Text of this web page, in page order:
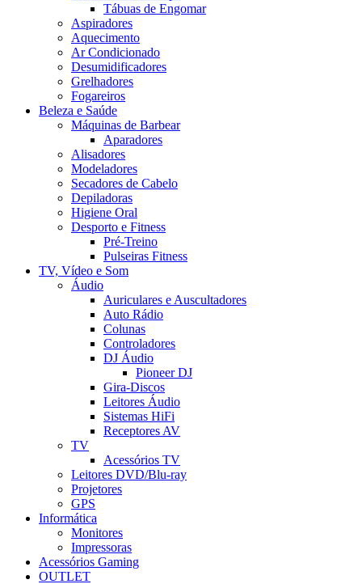
Tábuas de Engomar
Aspiradores
Aquecimento
Ar Condicionado
Desumidificadores
Grelhadores
Fogareiros
Beleza e Saúde
Máquinas de Barbear
Aparadores
Alisadores
Modeladores
Secadores de Cabelo
Depiladoras
Higiene Oral
Desporto e Fitness
Pré-Treino
Pulseiras Fitness
TV, Vídeo e Som
Áudio
Auriculares e Auscultadores
Auto Rádio
Colunas
Controladores
DJ Áudio
Pioneer DJ
Gira-Discos
Leitores Áudio
Sistemas HiFi
Receptores AV
TV
Acessórios TV
Leitores DVD/Blu-ray
Projetores
GPS
Informática
Monitores
Impressoras
Acessórios Gaming
OUTLET